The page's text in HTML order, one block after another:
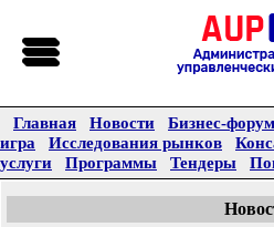
Главная Новости Бизнес-форум
игра
Исследования рынков
услуги
Программы Тендеры